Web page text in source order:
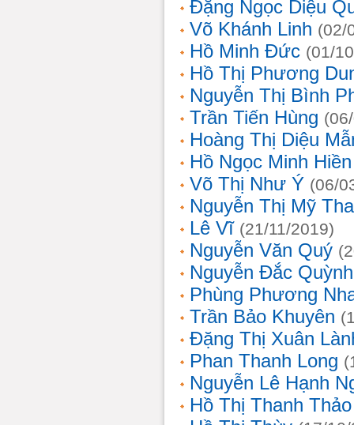
Đặng Ngọc Diệu
Võ Khánh Linh (02/
Hồ Minh Đức (01/
Hồ Thị Phương
Nguyễn Thị Bình
Trần Tiến Hùng
Hoàng Thị Diệu
Hồ Ngọc Minh Hiền
Võ Thị Như Ý (06/
Nguyễn Thị Mỹ
Lê Vĩ (21/11/2019)
Nguyễn Văn Quý
Nguyễn Đắc
Phùng Phương
Trần Bảo Khuyên
Đặng Thị Xuân
Phan Thanh Long
Nguyễn Lê Hạnh
Hồ Thị Thanh Thảo